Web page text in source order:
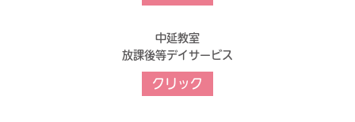
中延教室
放課後等デイサービス
クリック